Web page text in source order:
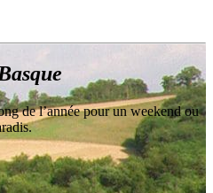
de l’année pour un weekend ou